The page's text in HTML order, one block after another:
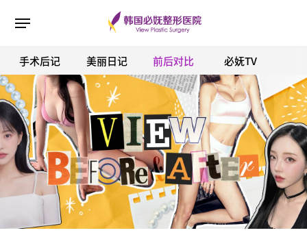
ESC 버튼을 누르면 검색창을 닫을 수 있습니다.
手术后记 美丽日记 前后对比 必妩TV